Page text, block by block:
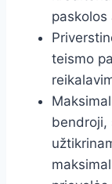
paskolos
teismo
bendroji,